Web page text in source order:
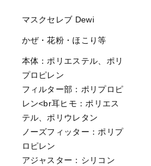
マスクセレブ Dewi
かぜ・花粉・ほこり等
本体：ポリエステル、ポリ
プロピレン
フィルター部：ポリプロピ
レン<br耳ヒモ：ポリエス
テル、ポリウレタン
ノーズフィッター：ポリプ
ロピレン
アジャスター：シリコン